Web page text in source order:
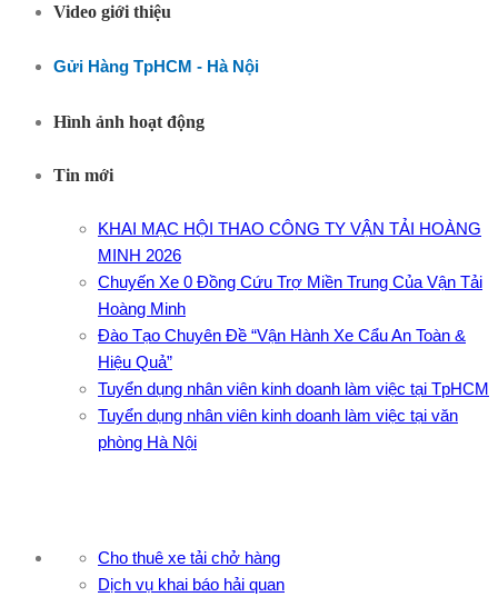
Video giới thiệu
Gửi Hàng TpHCM - Hà Nội
Hình ảnh hoạt động
Tin mới
KHAI MẠC HỘI THAO CÔNG TY VẬN TẢI HOÀNG
MINH 2026
Chuyến Xe 0 Đồng Cứu Trợ Miền Trung Của Vận Tải
Hoàng Minh
Đào Tạo Chuyên Đề “Vận Hành Xe Cẩu An Toàn &
Hiệu Quả”
Tuyển dụng nhân viên kinh doanh làm việc tại TpHCM
Tuyển dụng nhân viên kinh doanh làm việc tại văn
phòng Hà Nội
Cho thuê xe tải chở hàng
Dịch vụ khai báo hải quan